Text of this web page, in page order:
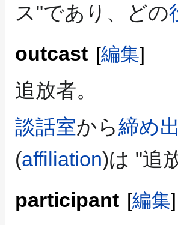
ス"であり、どの
outcast [編集]
追放者。
談話室から締め
(affiliation)は "追
participant [編集]